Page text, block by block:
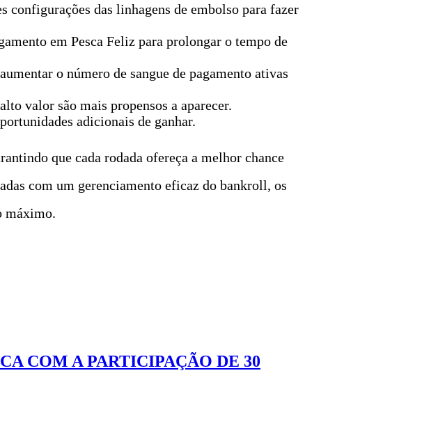
configurações das linhagens de embolso para fazer
em Pesca Feliz para prolongar o tempo de
o número de sangue de pagamento ativas
valor são mais propensos a aparecer.
adicionais de ganhar.
que cada rodada ofereça a melhor chance
com um gerenciamento eficaz do bankroll, os
máximo.
COM A PARTICIPAÇÃO DE 30